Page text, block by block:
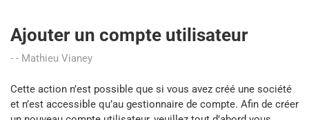
Ajouter un compte utilisateur
Mathieu Vianey
Cette action n’est possible que si vous avez créé une société
et n’est accessible qu’au gestionnaire de compte. Afin de créer